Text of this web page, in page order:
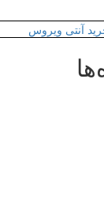
آنتی ویروس